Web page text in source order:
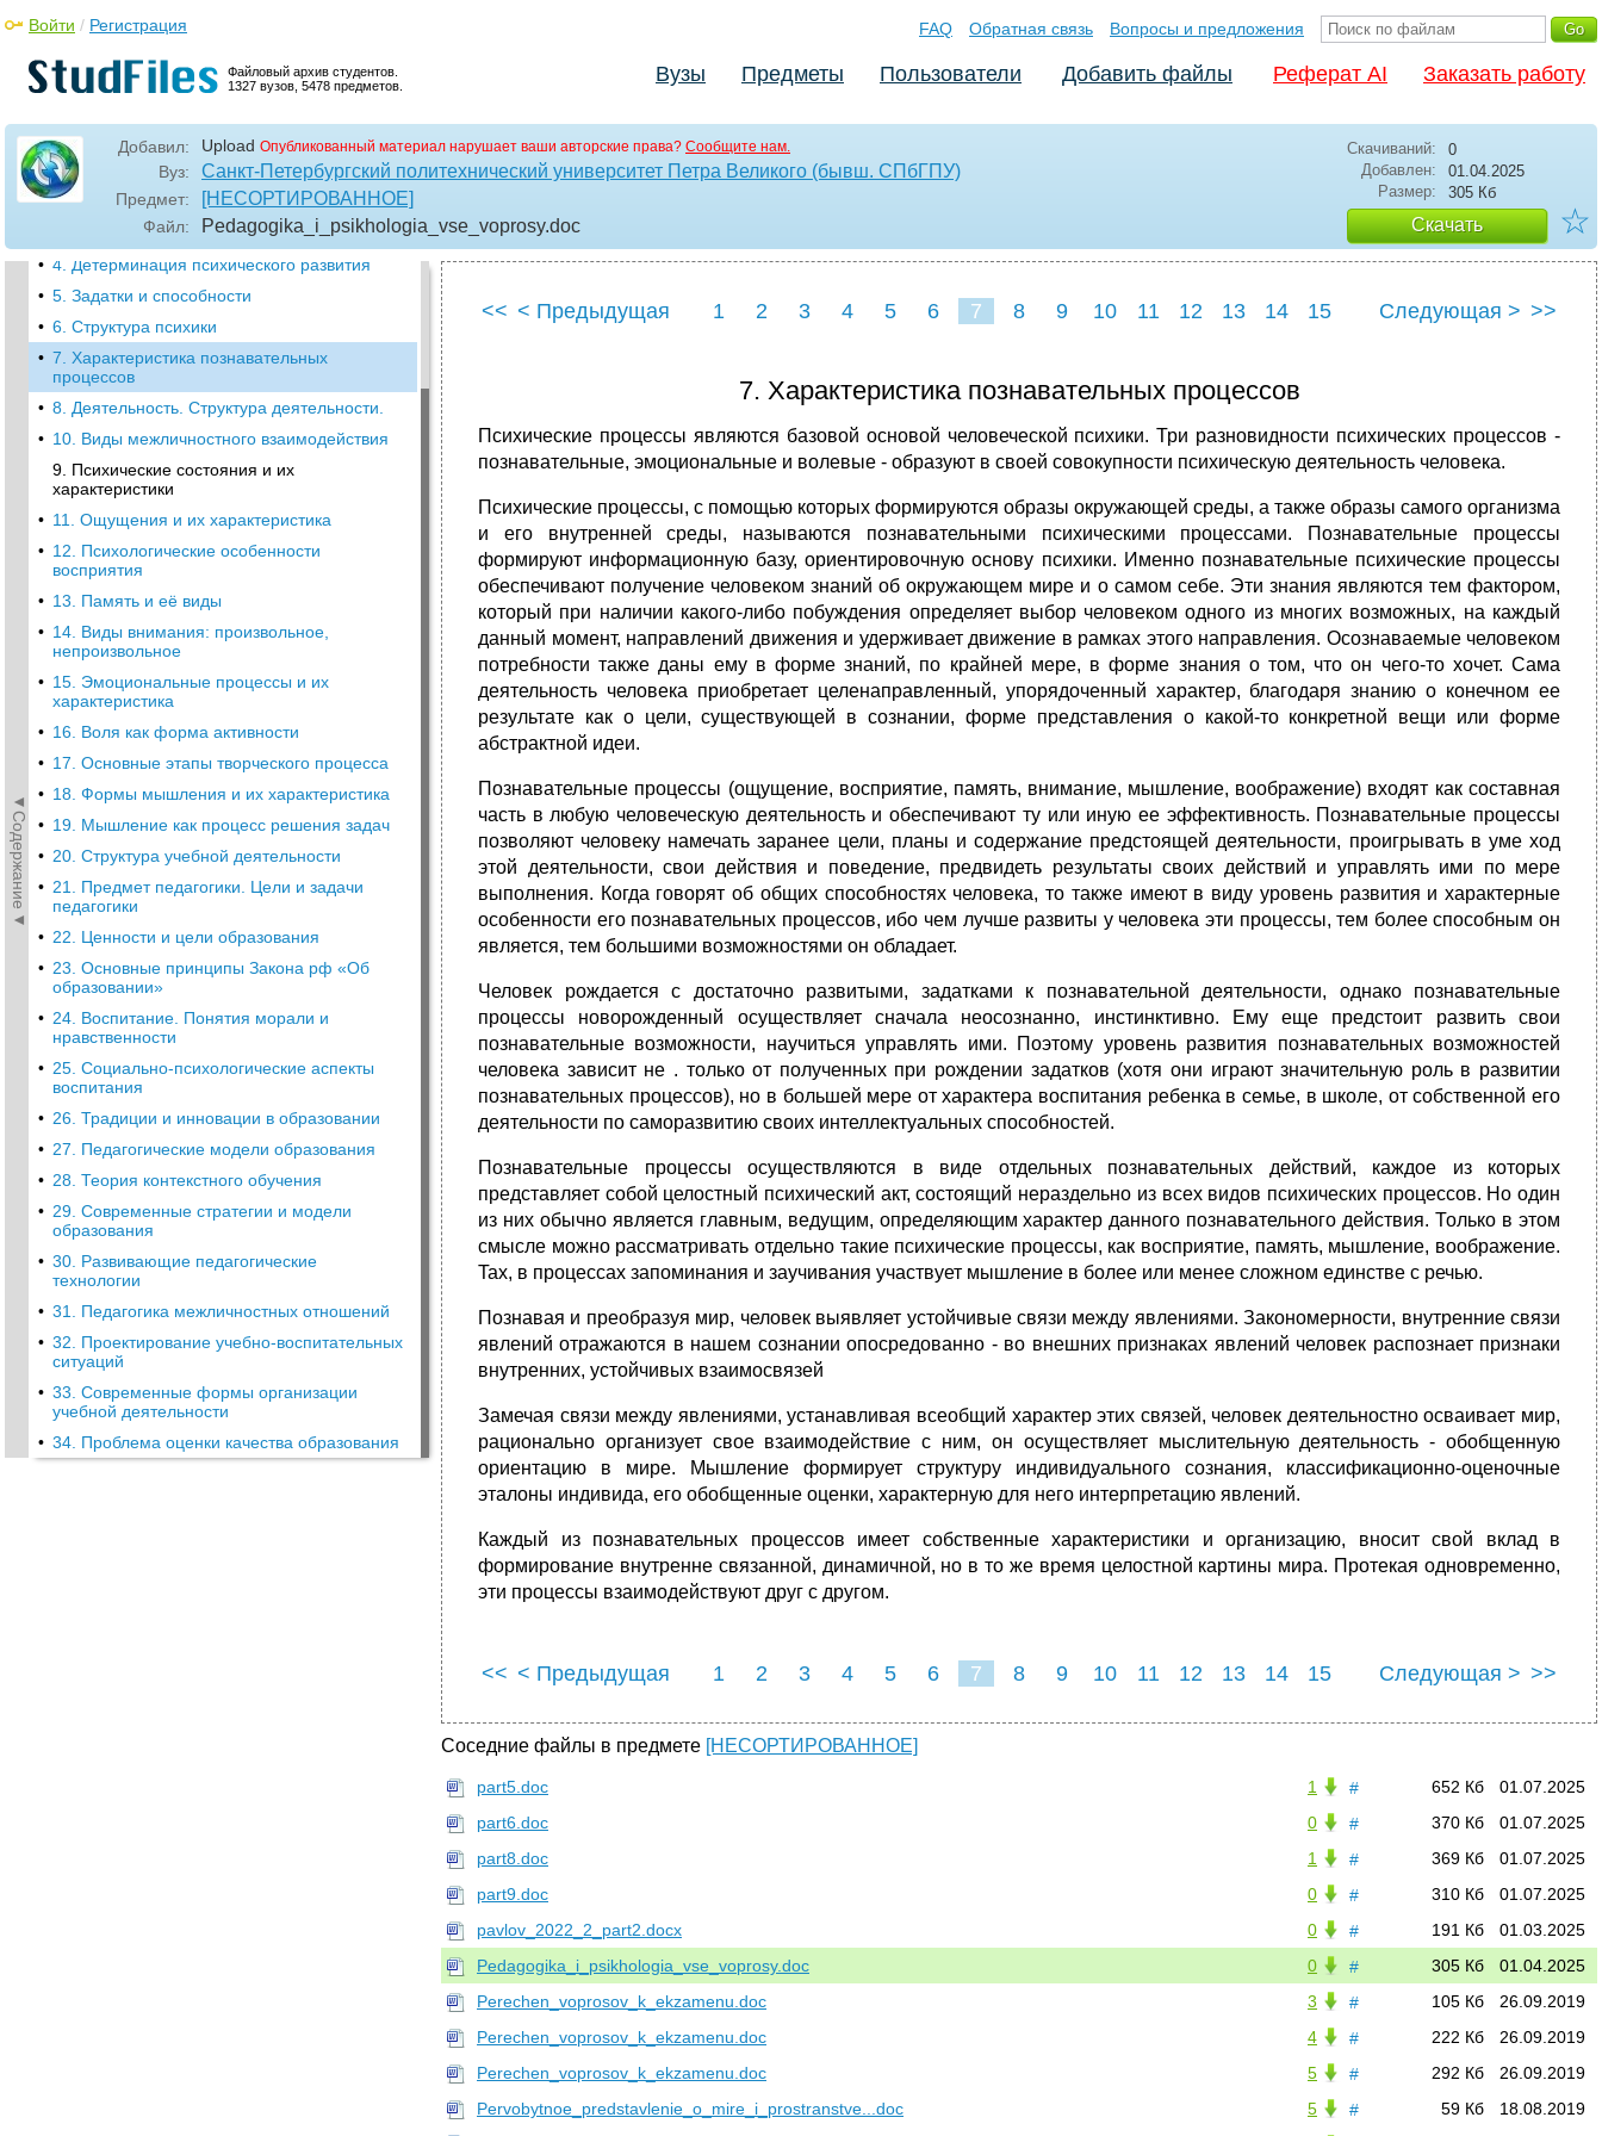
Файловый архив студентов.
1327 вузов, 5478 предметов.
Войти / Регистрация FAQ Обратная связь Вопросы и предложения
Вузы Предметы Пользователи Добавить файлы Реферат AI Заказать работу
Добавил: Upload Опубликованный материал нарушает ваши авторские права? Сообщите нам.
Вуз: Санкт-Петербургский политехнический университет Петра Великого (бывш. СПбГПУ)
Предмет: [НЕСОРТИРОВАННОЕ]
Файл: Pedagogika_i_psikhologia_vse_voprosy.doc
Скачиваний:
0
Добавлен:
01.04.2025
Размер:
305 Кб
Скачать ☆
◄Содержание◄
• 1. Предмет психологии
• 2. Психологические школы: классические и
современные
3. Методы научных психологических
исследований
• 4. Детерминация психического развития
• 5. Задатки и способности
• 6. Структура психики
• 7. Характеристика познавательных
процессов
• 8. Деятельность. Структура деятельности.
• 10. Виды межличностного взаимодействия
9. Психические состояния и их
характеристики
• 11. Ощущения и их характеристика
• 12. Психологические особенности
восприятия
• 13. Память и её виды
• 14. Виды внимания: произвольное,
непроизвольное
• 15. Эмоциональные процессы и их
характеристика
• 16. Воля как форма активности
• 17. Основные этапы творческого процесса
• 18. Формы мышления и их характеристика
• 19. Мышление как процесс решения задач
• 20. Структура учебной деятельности
• 21. Предмет педагогики. Цели и задачи
педагогики
• 22. Ценности и цели образования
• 23. Основные принципы Закона рф «Об
образовании»
• 24. Воспитание. Понятия морали и
нравственности
• 25. Социально-психологические аспекты
воспитания
• 26. Традиции и инновации в образовании
• 27. Педагогические модели образования
• 28. Теория контекстного обучения
• 29. Современные стратегии и модели
образования
• 30. Развивающие педагогические
технологии
• 31. Педагогика межличностных отношений
• 32. Проектирование учебно-воспитательных
ситуаций
• 33. Современные формы организации
учебной деятельности
• 34. Проблема оценки качества образования
<< < Предыдущая 1 2 3 4 5 6 7 8 9 10 11 12 13 14
15
Следующая > >>
7. Характеристика познавательных процессов
Психические процессы являются базовой основой человеческой психики. Три разновидности психических процессов -
познавательные, эмоциональные и волевые - образуют в своей совокупности психическую деятельность человека.
Психические процессы, с помощью которых формируются образы окружающей среды, а также образы самого организма
и его внутренней среды, называются познавательными психическими процессами. Познавательные процессы
формируют информационную базу, ориентировочную основу психики. Именно познавательные психические процессы
обеспечивают получение человеком знаний об окружающем мире и о самом себе. Эти знания являются тем фактором,
который при наличии какого-либо побуждения определяет выбор человеком одного из многих возможных, на каждый
данный момент, направлений движения и удерживает движение в рамках этого направления. Осознаваемые человеком
потребности также даны ему в форме знаний, по крайней мере, в форме знания о том, что он чего-то хочет. Сама
деятельность человека приобретает целенаправленный, упорядоченный характер, благодаря знанию о конечном ее
результате как о цели, существующей в сознании, форме представления о какой-то конкретной вещи или форме
абстрактной идеи.
Познавательные процессы (ощущение, восприятие, память, внимание, мышление, воображение) входят как составная
часть в любую человеческую деятельность и обеспечивают ту или иную ее эффективность. Познавательные процессы
позволяют человеку намечать заранее цели, планы и содержание предстоящей деятельности, проигрывать в уме ход
этой деятельности, свои действия и поведение, предвидеть результаты своих действий и управлять ими по мере
выполнения. Когда говорят об общих способностях человека, то также имеют в виду уровень развития и характерные
особенности его познавательных процессов, ибо чем лучше развиты у человека эти процессы, тем более способным он
является, тем большими возможностями он обладает.
Человек рождается с достаточно развитыми, задатками к познавательной деятельности, однако познавательные
процессы новорожденный осуществляет сначала неосознанно, инстинктивно. Ему еще предстоит развить свои
познавательные возможности, научиться управлять ими. Поэтому уровень развития познавательных возможностей
человека зависит не . только от полученных при рождении задатков (хотя они играют значительную роль в развитии
познавательных процессов), но в большей мере от характера воспитания ребенка в семье, в школе, от собственной его
деятельности по саморазвитию своих интеллектуальных способностей.
Познавательные процессы осуществляются в виде отдельных познавательных действий, каждое из которых
представляет собой целостный психический акт, состоящий нераздельно из всех видов психических процессов. Но один
из них обычно является главным, ведущим, определяющим характер данного познавательного действия. Только в этом
смысле можно рассматривать отдельно такие психические процессы, как восприятие, память, мышление, воображение.
Tax, в процессах запоминания и заучивания участвует мышление в более или менее сложном единстве с речью.
Познавая и преобразуя мир, человек выявляет устойчивые связи между явлениями. Закономерности, внутренние связи
явлений отражаются в нашем сознании опосредованно - во внешних признаках явлений человек распознает признаки
внутренних, устойчивых взаимосвязей
Замечая связи между явлениями, устанавливая всеобщий характер этих связей, человек деятельностно осваивает мир,
рационально организует свое взаимодействие с ним, он осуществляет мыслительную деятельность - обобщенную
ориентацию в мире. Мышление формирует структуру индивидуального сознания, классификационно-оценочные
эталоны индивида, его обобщенные оценки, характерную для него интерпретацию явлений.
Каждый из познавательных процессов имеет собственные характеристики и организацию, вносит свой вклад в
формирование внутренне связанной, динамичной, но в то же время целостной картины мира. Протекая одновременно,
эти процессы взаимодействуют друг с другом.
<< < Предыдущая 1 2 3 4 5 6 7 8 9 10 11 12 13 14
15
Следующая > >>
Соседние файлы в предмете [НЕСОРТИРОВАННОЕ]
# 01.07.2025
652 Кб
1
part5.doc
#
01.07.2025
370 Кб
0
part6.doc
#
01.07.2025
369 Кб
1
part8.doc
#
01.07.2025
310 Кб
0
part9.doc
#
01.03.2025
191 Кб
0
pavlov_2022_2_part2.docx
#
01.04.2025
305 Кб
0
Pedagogika_i_psikhologia_vse_voprosy.doc
#
26.09.2019
105 Кб
3
Perechen_voprosov_k_ekzamenu.doc
#
26.09.2019
222 Кб
4
Perechen_voprosov_k_ekzamenu.doc
#
26.09.2019
292 Кб
5
Perechen_voprosov_k_ekzamenu.doc
#
18.08.2019
59 Кб
5
Pervobytnoe_predstavlenie_o_mire_i_prostranstve...doc